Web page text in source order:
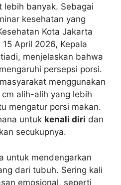
lebih banyak. Sebagai
kesehatan yang
Kota Jakarta
April 2026, Kepala
menjelaskan bahwa
persepsi porsi.
menggunakan
alih-alih yang lebih
mengatur porsi makan.
untuk kenali diri dan
secukupnya.
untuk mendengarkan
dari tubuh. Sering kali
emosional, seperti